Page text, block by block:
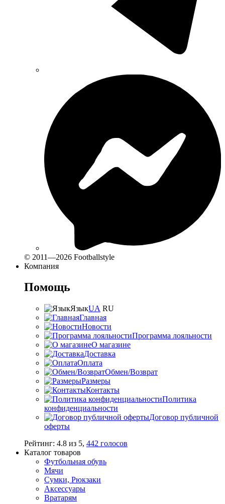
© 2011—2026 Footballstyle
Компания
Помощь
ЯзыкUA RU
Главная
Новости
Программа лояльности
О магазине
Доставка
Оплата
Обмен/Возврат
Размеры
Контакты
Политика
конфиденциальности
Договор публичной
оферты
Рейтинг: 4.8 из 5, 442 голосов
Каталог товаров
Футбольная обувь
Мячи
Сумки, Рюкзаки
Аксессуары
Вратарям